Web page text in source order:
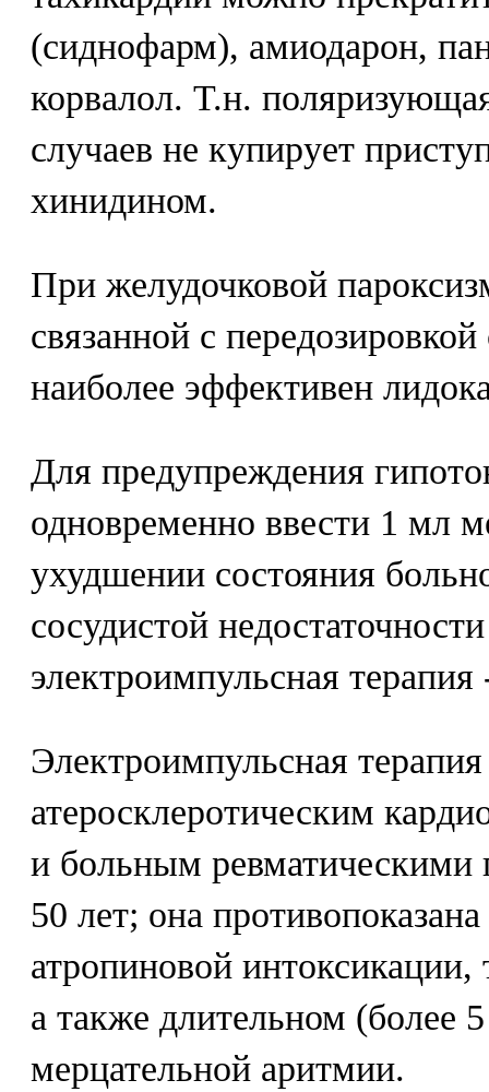
(сиднофарм), амиодарон,
корвалол. Т.н.
случаев не купирует
хинидином.
При желудочковой
связанной с
наиболее эффективен
Для предупреждения
одновременно ввести 1 мл
ухудшении состояния
сосудистой
электроимпульсная
Электроимпульсная
атеросклеротическим
и больным ревматическими
50 лет; она
атропиновой
а также длительном (более
мерцательной аритмии.